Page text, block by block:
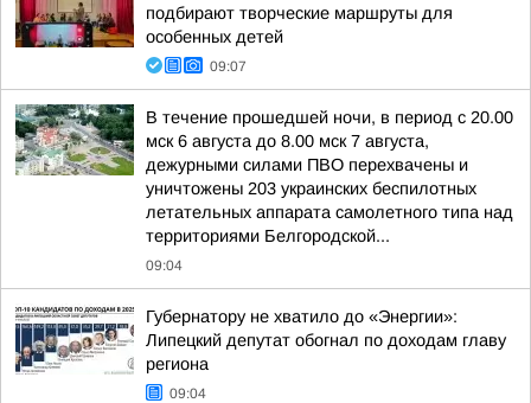
подбирают творческие маршруты для
особенных детей
09:07
В течение прошедшей ночи, в период с 20.00
мск 6 августа до 8.00 мск 7 августа,
дежурными силами ПВО перехвачены и
уничтожены 203 украинских беспилотных
летательных аппарата самолетного типа над
территориями Белгородской...
09:04
Губернатору не хватило до «Энергии»:
Липецкий депутат обогнал по доходам главу
региона
09:04